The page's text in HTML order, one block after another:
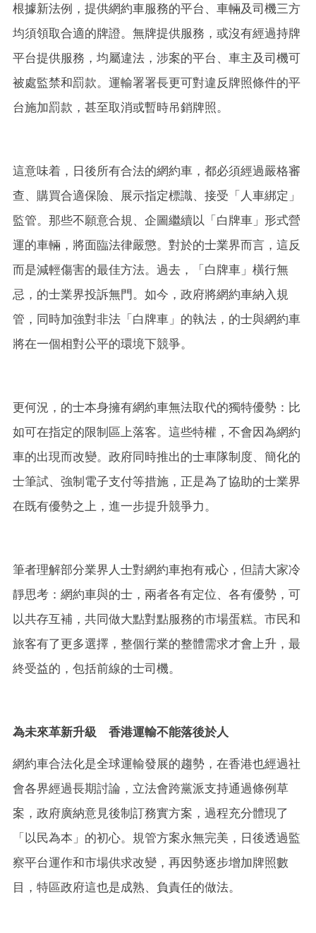
根據新法例，提供網約車服務的平台、車輛及司機三方
均須領取合適的牌證。無牌提供服務，或沒有經過持牌
平台提供服務，均屬違法，涉案的平台、車主及司機可
被處監禁和罰款。運輸署署長更可對違反牌照條件的平
台施加罰款，甚至取消或暫時吊銷牌照。
這意味着，日後所有合法的網約車，都必須經過嚴格審
查、購買合適保險、展示指定標識、接受「人車綁定」
監管。那些不願意合規、企圖繼續以「白牌車」形式營
運的車輛，將面臨法律嚴懲。對於的士業界而言，這反
而是減輕傷害的最佳方法。過去，「白牌車」橫行無
忌，的士業界投訴無門。如今，政府將網約車納入規
管，同時加強對非法「白牌車」的執法，的士與網約車
將在一個相對公平的環境下競爭。
更何況，的士本身擁有網約車無法取代的獨特優勢：比
如可在指定的限制區上落客。這些特權，不會因為網約
車的出現而改變。政府同時推出的士車隊制度、簡化的
士筆試、強制電子支付等措施，正是為了協助的士業界
在既有優勢之上，進一步提升競爭力。
筆者理解部分業界人士對網約車抱有戒心，但請大家冷
靜思考：網約車與的士，兩者各有定位、各有優勢，可
以共存互補，共同做大點對點服務的市場蛋糕。市民和
旅客有了更多選擇，整個行業的整體需求才會上升，最
終受益的，包括前線的士司機。
為未來革新升級 香港運輸不能落後於人
網約車合法化是全球運輸發展的趨勢，在香港也經過社
會各界經過長期討論，立法會跨黨派支持通過條例草
案，政府廣納意見後制訂務實方案，過程充分體現了
「以民為本」的初心。規管方案永無完美，日後透過監
察平台運作和市場供求改變，再因勢逐步增加牌照數
目，特區政府這也是成熟、負責任的做法。